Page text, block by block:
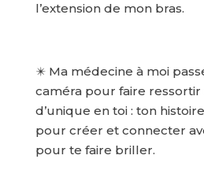
l’extension de mon bras.
✴️ Ma médecine à moi
caméra pour faire ressortir
d’unique en toi : ton
pour créer et connecter
pour te faire briller.